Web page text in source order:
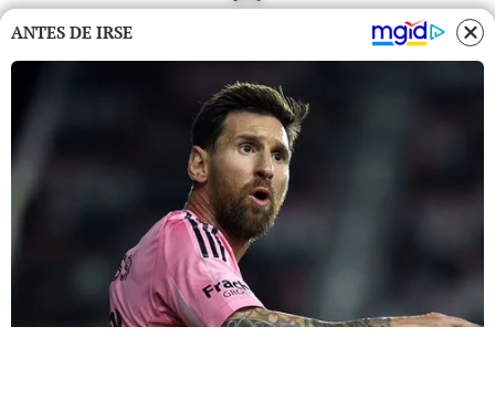
ANTES DE IRSE